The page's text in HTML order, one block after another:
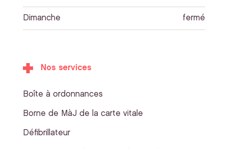
Dimanche fermé
Nos services
Boîte à ordonnances
Borne de MàJ de la carte vitale
Défibrillateur